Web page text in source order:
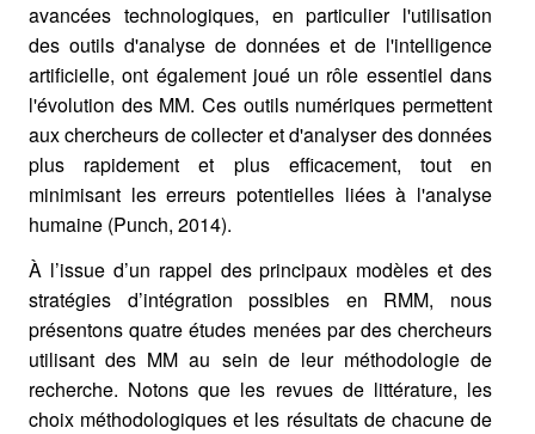
avancées technologiques, en particulier l'utilisation
des outils d'analyse de données et de l'intelligence
artificielle, ont également joué un rôle essentiel dans
l'évolution des MM. Ces outils numériques permettent
aux chercheurs de collecter et d'analyser des données
plus rapidement et plus efficacement, tout en
minimisant les erreurs potentielles liées à l'analyse
humaine (Punch, 2014).
À l’issue d’un rappel des principaux modèles et des
stratégies d’intégration possibles en RMM, nous
présentons quatre études menées par des chercheurs
utilisant des MM au sein de leur méthodologie de
recherche. Notons que les revues de littérature, les
choix méthodologiques et les résultats de chacune de